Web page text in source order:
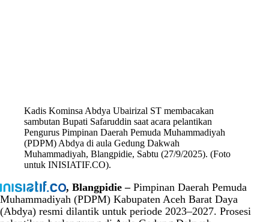
Kadis Kominsa Abdya Ubairizal ST membacakan
sambutan Bupati Safaruddin saat acara pelantikan
Pengurus Pimpinan Daerah Pemuda Muhammadiyah
(PDPM) Abdya di aula Gedung Dakwah
Muhammadiyah, Blangpidie, Sabtu (27/9/2025). (Foto
untuk INISIATIF.CO).
, Blangpidie –Pimpinan Daerah Pemuda
Muhammadiyah (PDPM) Kabupaten Aceh Barat Daya
(Abdya) resmi dilantik untuk periode 2023–2027. Prosesi